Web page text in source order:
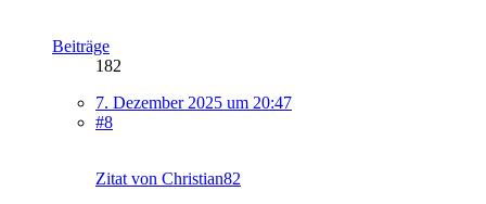
Beiträge
182
7. Dezember 2025 um 20:47
#8
Zitat von Christian82